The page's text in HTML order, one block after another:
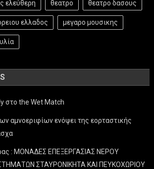
ελεύθερη θεατρο θεατρο δασους
ελλαδος μεγαρο μουσικης
στο the Wet Match
αμνοεριφίων ενόψει της εορταστικής
: ΜΟΝΑΔΕΣ ΕΠΕΞΕΡΓΑΣΙΑΣ ΝΕΡΟΥ
ΣΤΑΥΡΟΝΙΚΗΤΑ ΚΑΙ ΠΕΥΚΟΧΩΡΙΟΥ